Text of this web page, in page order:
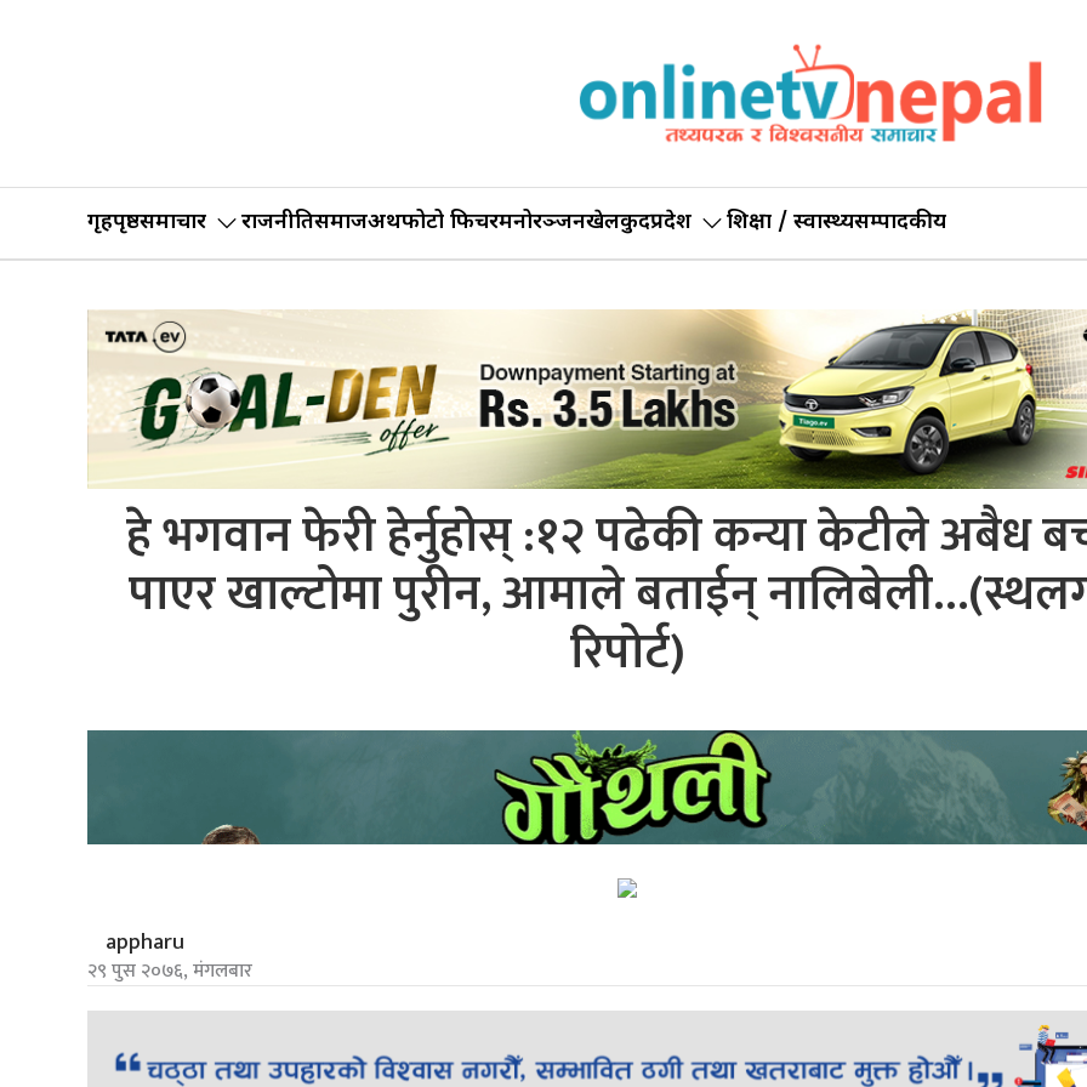
गृहपृष्ठसमाचार राजनीतिसमाजअर्थफोटो फिचरमनोरञ्जनखेलकुदप्रदेश शिक्षा / स्वास्थ्यसम्पादकीय
हे भगवान फेरी हेर्नुहोस् :१२ पढेकी कन्या केटीले अबैध
पाएर खाल्टोमा पुरीन, आमाले बताईन्
रिपोर्ट)
appharu
२९ पुस २०७६, मंगलबार